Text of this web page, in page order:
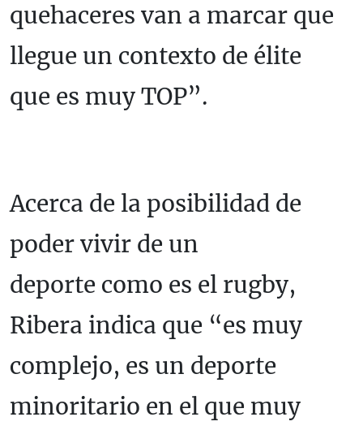
quehaceres van a marcar que
llegue un contexto de élite
que es muy TOP”.
Acerca de la posibilidad de
poder vivir de un
deporte como es el rugby,
Ribera indica que “es muy
complejo, es un deporte
minoritario en el que muy